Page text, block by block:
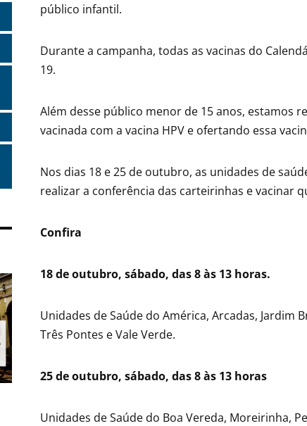
público infantil.
Durante a campanha, todas as vacinas do
19.
Além desse público menor de 15 anos, estamos
vacinada com a vacina HPV e ofertando essa
Nos dias 18 e 25 de outubro, as unidades de
realizar a conferência das carteirinhas e vacinar
Confira
18 de outubro, sábado, das 8 às 13 horas.
Unidades de Saúde do América, Arcadas, Jardim
Três Pontes e Vale Verde.
25 de outubro, sábado, das 8 às 13 horas
Unidades de Saúde do Boa Vereda, Moreirinha,